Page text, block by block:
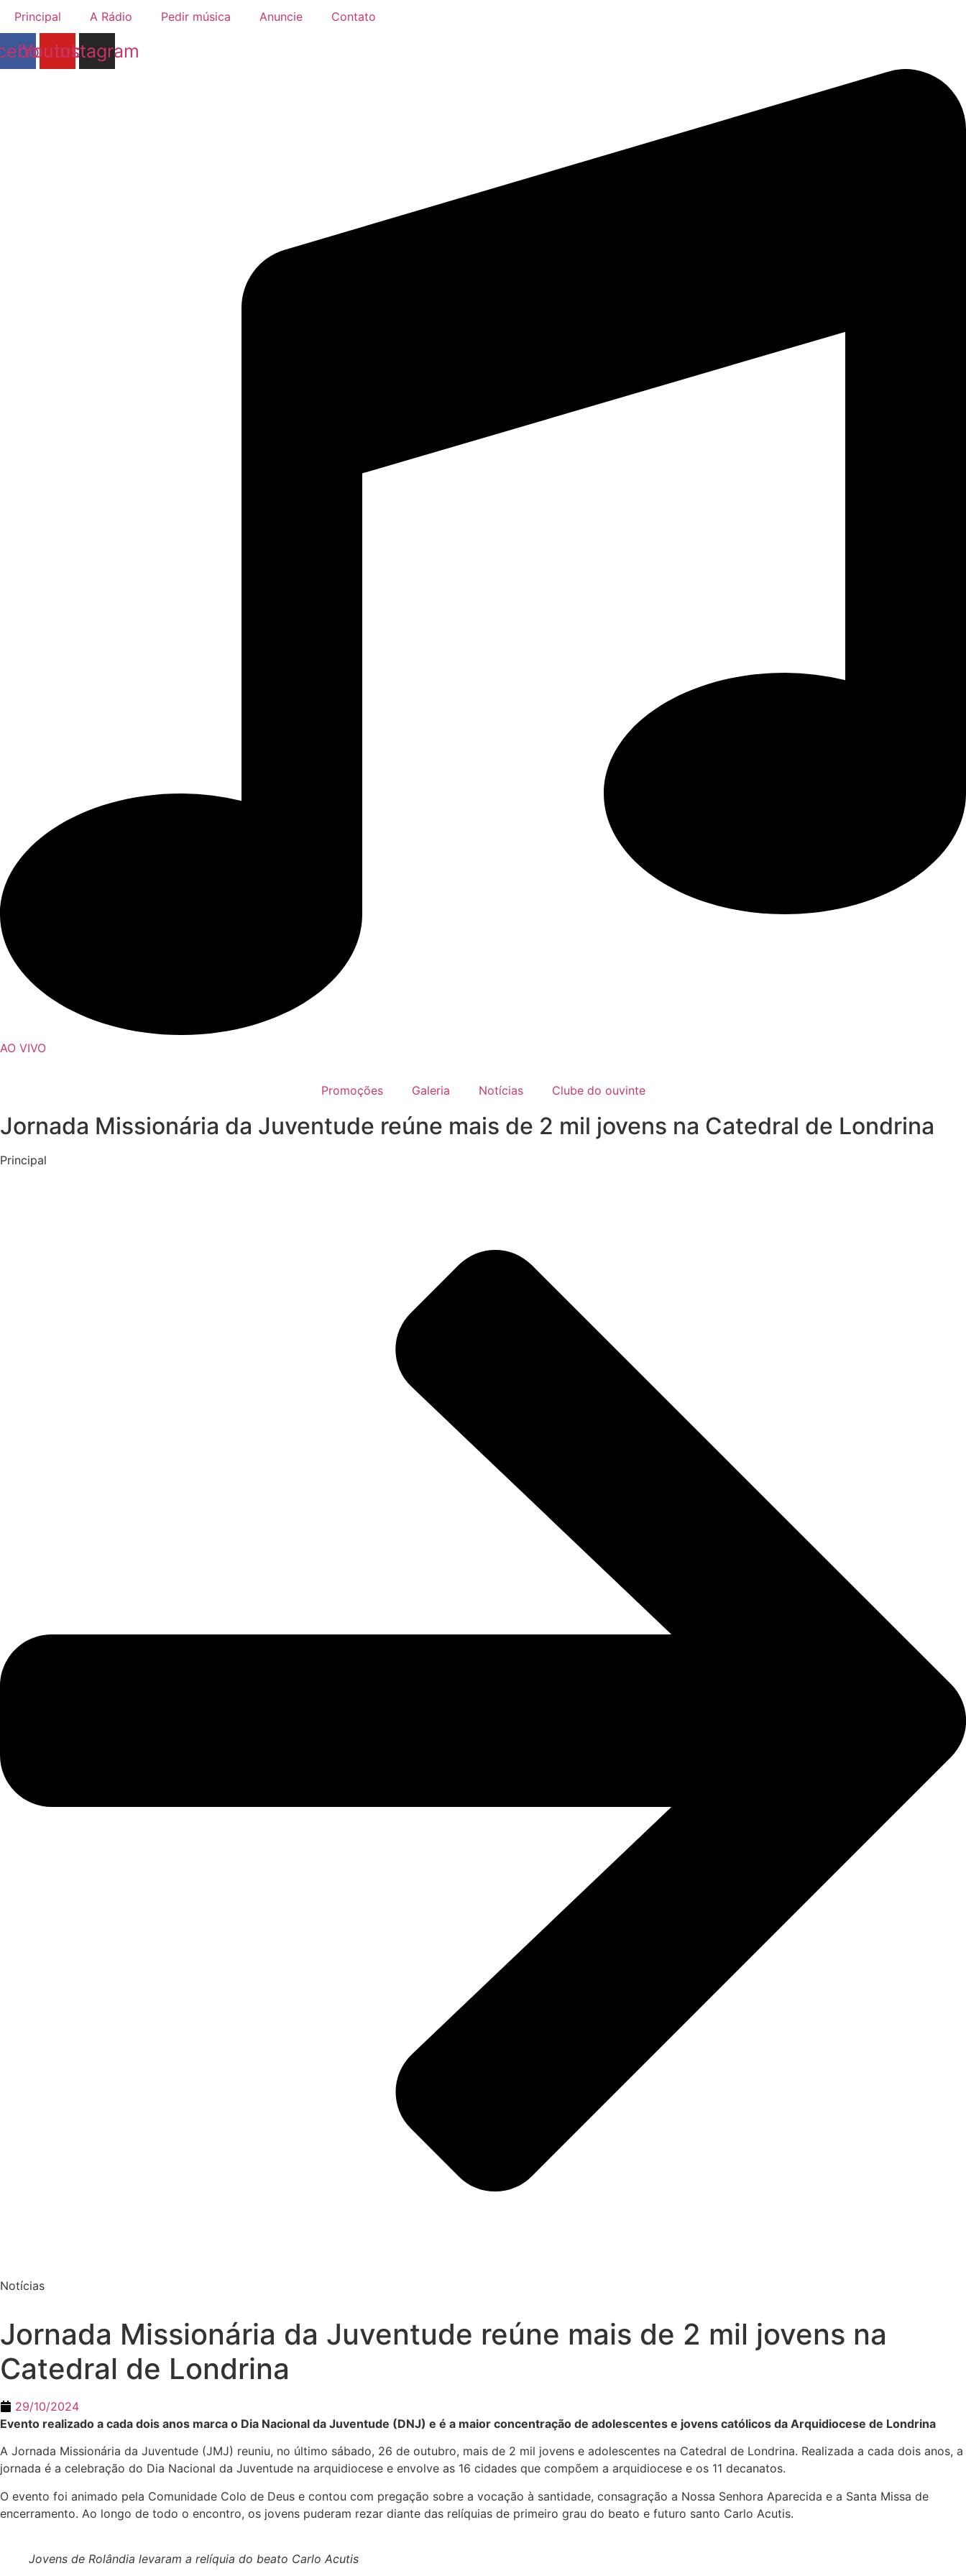
para
conteúdo
Principal A Rádio Pedir música Anuncie Contato
Youtube
Instagram
AO VIVO
Promoções Galeria Notícias Clube do ouvinte
Jornada Missionária da Juventude reúne mais de 2 mil jovens na Catedral de Londrina
Principal
Notícias
Jornada Missionária da Juventude reúne mais de 2 mil jovens na
Catedral de Londrina
29/10/2024
Evento realizado a cada dois anos marca o Dia Nacional da Juventude (DNJ) e é a maior concentração de adolescentes e jovens católicos da Arquidiocese de Londrina
A Jornada Missionária da Juventude (JMJ) reuniu, no último sábado, 26 de outubro, mais de 2 mil jovens e adolescentes na Catedral de Londrina. Realizada a cada dois anos, a
jornada é a celebração do Dia Nacional da Juventude na arquidiocese e envolve as 16 cidades que compõem a arquidiocese e os 11 decanatos.
O evento foi animado pela Comunidade Colo de Deus e contou com pregação sobre a vocação à santidade, consagração a Nossa Senhora Aparecida e a Santa Missa de
encerramento. Ao longo de todo o encontro, os jovens puderam rezar diante das relíquias de primeiro grau do beato e futuro santo Carlo Acutis.
Jovens de Rolândia levaram a relíquia do beato Carlo Acutis